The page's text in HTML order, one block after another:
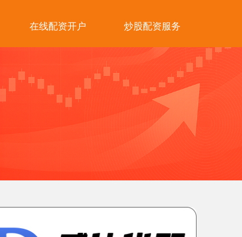
在线配资开户 炒股配资服务